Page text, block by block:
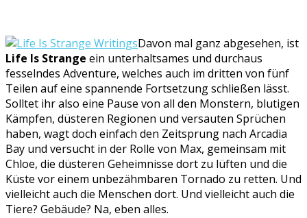
Davon mal ganz abgesehen, ist
Life Is Strange ein unterhaltsames und durchaus
fesselndes Adventure, welches auch im dritten von fünf
Teilen auf eine spannende Fortsetzung schließen lässt.
Solltet ihr also eine Pause von all den Monstern, blutigen
Kämpfen, düsteren Regionen und versauten Sprüchen
haben, wagt doch einfach den Zeitsprung nach Arcadia
Bay und versucht in der Rolle von Max, gemeinsam mit
Chloe, die düsteren Geheimnisse dort zu lüften und die
Küste vor einem unbezähmbaren Tornado zu retten. Und
vielleicht auch die Menschen dort. Und vielleicht auch die
Tiere? Gebäude? Na, eben alles.